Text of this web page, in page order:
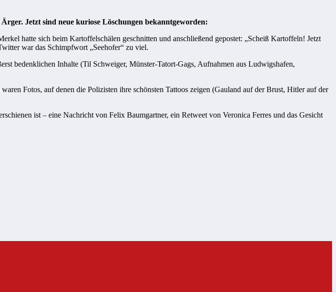
Jetzt sind neue kuriose Löschungen bekanntgeworden:
hatte sich beim Kartoffelschälen geschnitten und anschließend gepostet: „Scheiß Kartoffeln! Jetzt
war das Schimpfwort „Seehofer“ zu viel.
bedenklichen Inhalte (Til Schweiger, Münster-Tatort-Gags, Aufnahmen aus Ludwigshafen,
Fotos, auf denen die Polizisten ihre schönsten Tattoos zeigen (Gauland auf der Brust, Hitler auf der
ist – eine Nachricht von Felix Baumgartner, ein Retweet von Veronica Ferres und das Gesicht